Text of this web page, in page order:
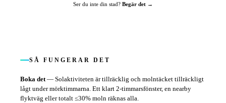
Ser du inte din stad? Begär det →
SÅ FUNGERAR DET
Boka det— Solaktiviteten är tillräcklig och molntäcket tillräckligt
lågt under mörktimmarna. Ett klart 2-timmarsfönster, en nearby
flyktväg eller totalt ≤30% moln räknas alla.